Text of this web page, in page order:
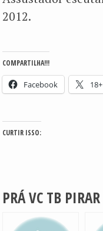
2012.
COMPARTILHA!!!
Facebook 18+
CURTIR ISSO:
PRÁ VC TB